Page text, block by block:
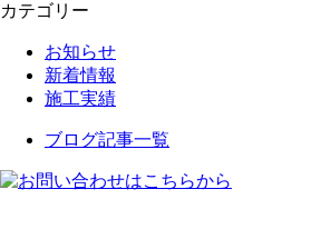
カテゴリー
お知らせ
新着情報
施工実績
ブログ記事一覧